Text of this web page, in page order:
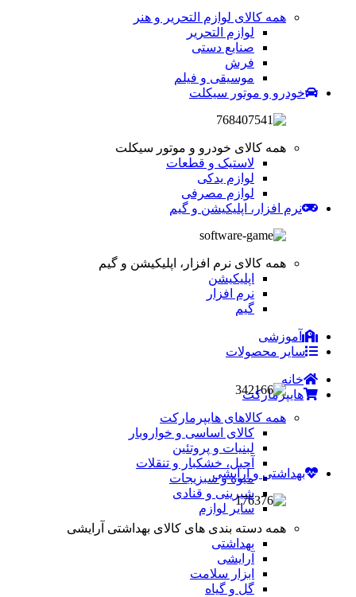
همه کالای لوازم التحریر و هنر
لوازم التحریر
صنایع دستی
فرش
موسیقی و فیلم
خودرو و موتور سیکلت
همه کالای خودرو و موتور سیکلت
لاستیک و قطعات
لوازم یدکی
لوازم مصرفی
نرم افزار، اپلیکیشن و گیم
همه کالای نرم افزار، اپلیکیشن و گیم
اپلیکیشن
نرم افزار
گیم
آموزشی
سایر محصولات
خانه
هایپرمارکت
همه کالاهای هایپرمارکت
کالای اساسی و خواروبار
لبنیات و پروتئین
آجیل، خشکبار و تنقلات
میوه و سبزیجات
شیرینی و قنادی
سایر لوازم
بهداشتی و آرایشی
همه دسته بندی های کالای بهداشتی آرایشی
بهداشتی
آرایشی
ابزار سلامت
گل و گیاه